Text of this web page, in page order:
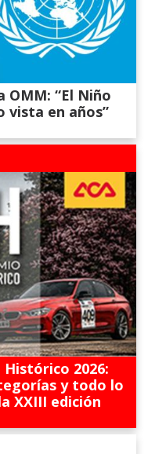
OMM: “El Niño
vista en años”
2026:
y todo lo
XXIII edición